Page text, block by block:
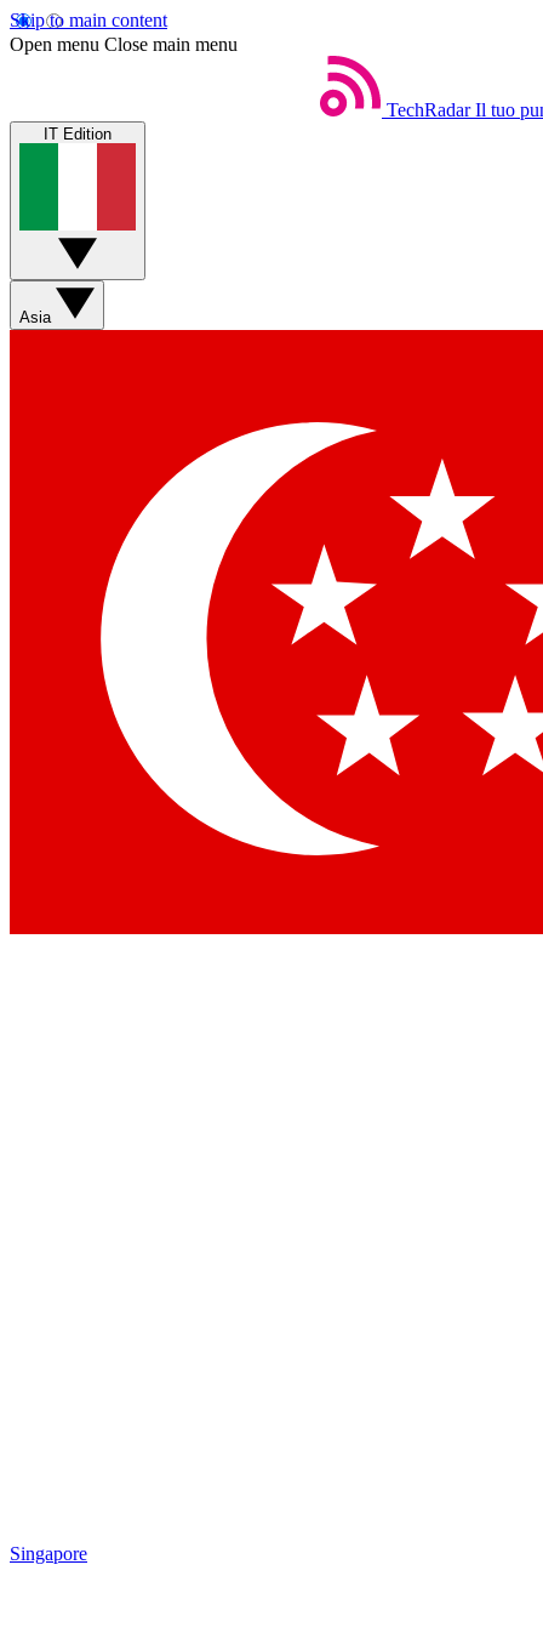
Skip to main content
Open menu Close main menu
TechRadar Il tuo
IT Edition
Asia
Singapore